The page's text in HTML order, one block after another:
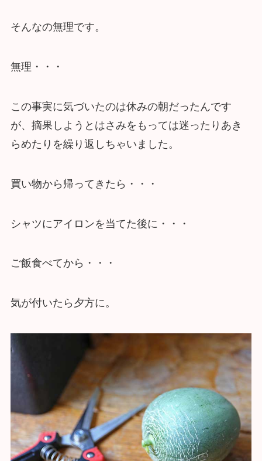
そんなの無理です。
無理・・・
この事実に気づいたのは休みの朝だったんです
が、摘果しようとはさみをもっては迷ったりあき
らめたりを繰り返しちゃいました。
買い物から帰ってきたら・・・
シャツにアイロンを当てた後に・・・
ご飯食べてから・・・
気が付いたら夕方に。